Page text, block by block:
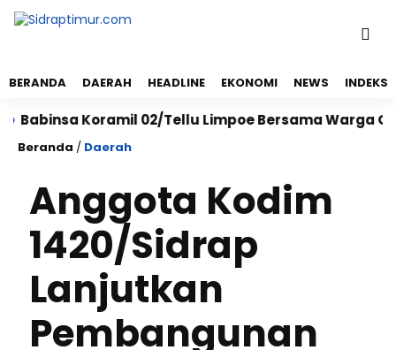
BERANDA DAERAH HEADLINE EKONOMI NEWS INDEKS
Koramil 02/Tellu Limpoe Bersama Warga Gelar
Beranda / Daerah
Anggota Kodim
1420/Sidrap
Lanjutkan
Pembangunan